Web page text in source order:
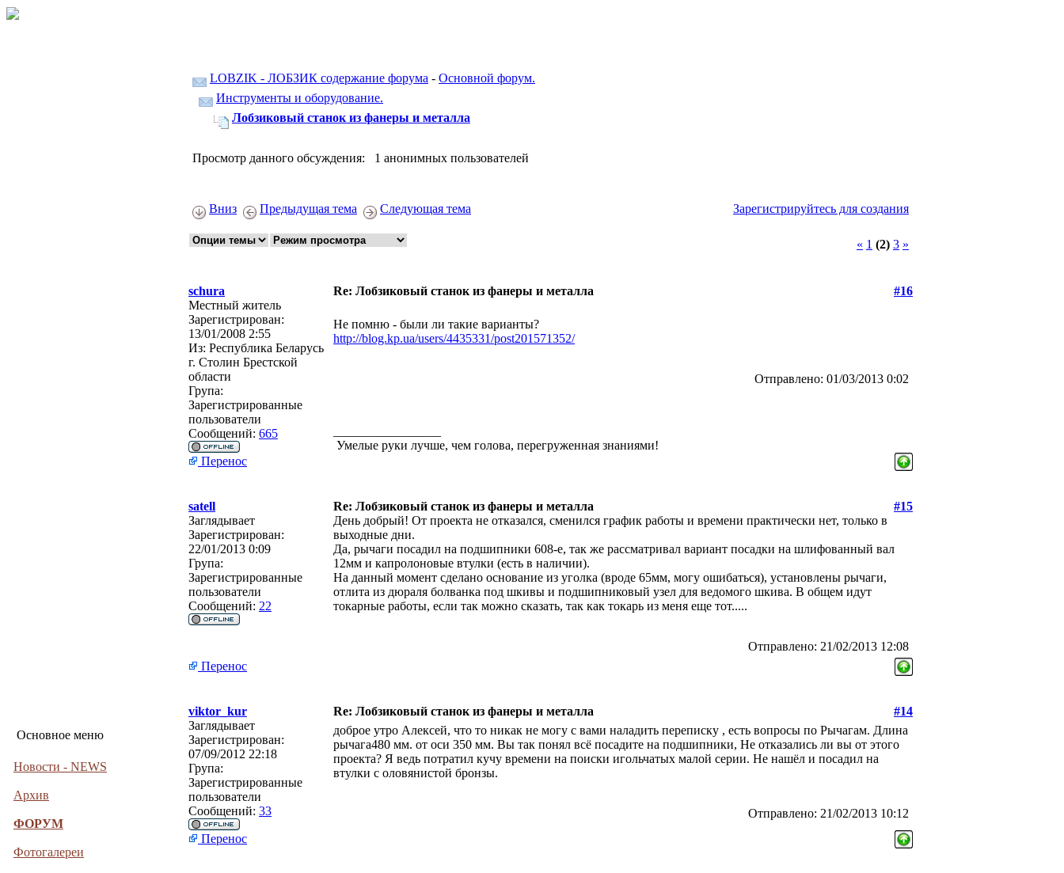
Основное меню
Новости - NEWS
Архив
ФОРУМ
Фотогалереи
LOBZIK - ЛОБЗИК содержание форума - Основной форум.
Инструменты и оборудование.
Лобзиковый станок из фанеры и металла
Просмотр данного обсуждения: 1 анонимных пользователей
Вниз Предыдущая тема Следующая тема Зарегистрируйтесь для создания
« 1 (2) 3 »
schura Re: Лобзиковый станок из фанеры и металла
#16
Местный житель
Зарегистрирован:
13/01/2008 2:55
Из: Республика Беларусь
г. Столин Брестской
области
Група:
Зарегистрированные
пользователи
Сообщений: 665
Не помню - были ли такие варианты?
http://blog.kp.ua/users/4435331/post201571352/
Отправлено: 01/03/2013 0:02
Умелые руки лучше, чем голова, перегруженная знаниями!
Перенос
satell Re: Лобзиковый станок из фанеры и металла
#15
Заглядывает
Зарегистрирован:
22/01/2013 0:09
Група:
Зарегистрированные
пользователи
Сообщений: 22
День добрый! От проекта не отказался, сменился график работы и времени практически нет, только в
выходные дни.
Да, рычаги посадил на подшипники 608-е, так же рассматривал вариант посадки на шлифованный вал
12мм и капролоновые втулки (есть в наличии).
На данный момент сделано основание из уголка (вроде 65мм, могу ошибаться), установлены рычаги,
отлита из дюраля болванка под шкивы и подшипниковый узел для ведомого шкива. В общем идут
токарные работы, если так можно сказать, так как токарь из меня еще тот.....
Отправлено: 21/02/2013 12:08
Перенос
viktor_kur Re: Лобзиковый станок из фанеры и металла
#14
Заглядывает
Зарегистрирован:
07/09/2012 22:18
Група:
Зарегистрированные
пользователи
Сообщений: 33
доброе утро Алексей, что то никак не могу с вами наладить переписку , есть вопросы по Рычагам. Длина
рычага480 мм. от оси 350 мм. Вы так понял всё посадите на подшипники, Не отказались ли вы от этого
проекта? Я ведь потратил кучу времени на поиски игольчатых малой серии. Не нашёл и посадил на
втулки с оловянистой бронзы.
Отправлено: 21/02/2013 10:12
Перенос